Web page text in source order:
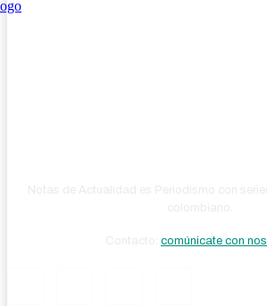
comúnicate con